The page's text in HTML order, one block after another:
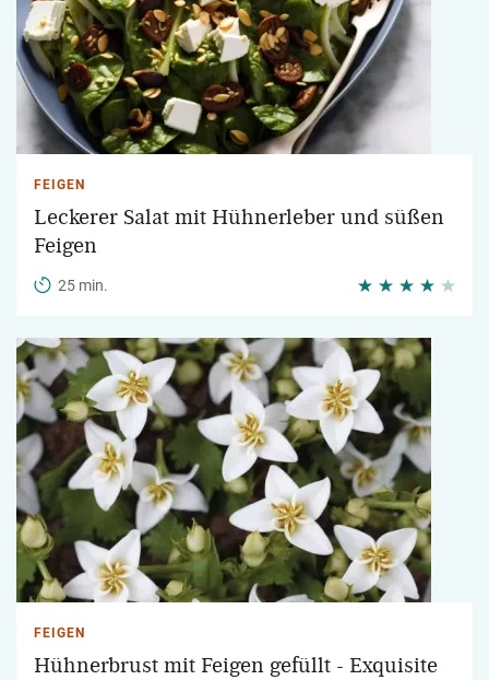
FEIGEN
Leckerer Salat mit Hühnerleber und süßen
Feigen
25 min.
FEIGEN
Hühnerbrust mit Feigen gefüllt - Exquisite